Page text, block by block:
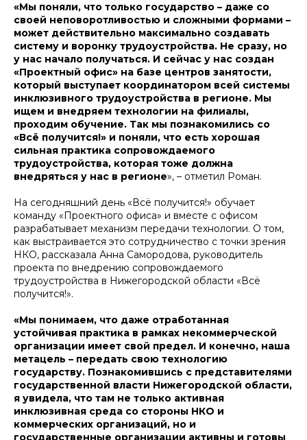
«Мы поняли, что только государство – даже со
своей неповоротливостью и сложными формами –
может действительно максимально создавать
систему и воронку трудоустройства. Не сразу, но
у нас начало получаться. И сейчас у нас создан
«Проектный офис» на базе центров занятости,
который выступает координатором всей системы
инклюзивного трудоустройства в регионе. Мы
ищем и внедряем технологии на филиалы,
проходим обучение. Так мы познакомились со
«Всё получится!» и поняли, что есть хорошая
сильная практика сопровождаемого
трудоустройства, которая тоже должна
внедряться у нас в регионе», – отметил Роман.
На сегодняшний день «Всё получится!» обучает
команду «Проектного офиса» и вместе с офисом
разрабатывает механизм передачи технологии. О том,
как выстраивается это сотрудничество с точки зрения
НКО, рассказала Анна Самородова, руководитель
проекта по внедрению сопровождаемого
трудоустройства в Нижегородской области «Всё
получится!».
«Мы понимаем, что даже отработанная
устойчивая практика в рамках некоммерческой
организации имеет свой предел. И конечно, наша
метацель – передать свою технологию
государству. Познакомившись с представителями
государственной власти Нижегородской области,
я увидела, что там не только активная
инклюзивная среда со стороны НКО и
коммерческих организаций, но и
государственные организации активны и готовы